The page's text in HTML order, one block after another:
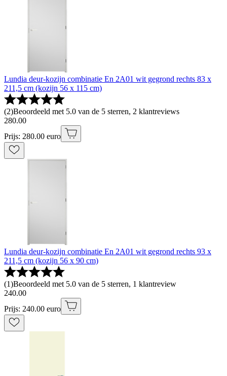
Lundia deur-kozijn combinatie En 2A01 wit gegrond rechts 83 x
211,5 cm (kozijn 56 x 115 cm)
(2)Beoordeeld met 5.0 van de 5 sterren, 2 klantreviews
280.00
Prijs: 280.00 euro
Lundia deur-kozijn combinatie En 2A01 wit gegrond rechts 93 x
211,5 cm (kozijn 56 x 90 cm)
(1)Beoordeeld met 5.0 van de 5 sterren, 1 klantreview
240.00
Prijs: 240.00 euro